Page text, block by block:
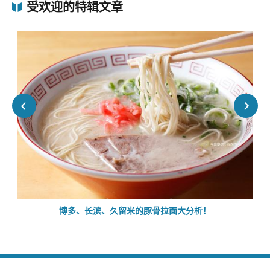
受欢迎的特辑文章
博多、长滨、久留米的豚骨拉面大分析！